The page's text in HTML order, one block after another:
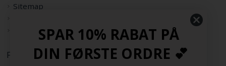
Sitemap
Samarbejdspartnere
Følg os her
SPAR 10% RABAT PÅ
DIN FØRSTE ORDRE 💕